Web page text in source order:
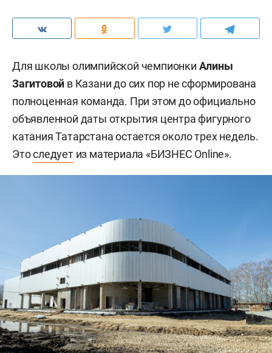
Для школы олимпийской чемпионки Алины
Загитовой в Казани до сих пор не сформирована
полноценная команда. При этом до официально
объявленной даты открытия центра фигурного
катания Татарстана остается около трех недель.
Этоследуетиз материала «БИЗНЕС Online».